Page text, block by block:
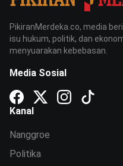
PikiranMerdeka.co, media
isu hukum, politik, dan
menyuarakan kebebasan.
Media Sosial
Kanal
Nanggroe
Politika